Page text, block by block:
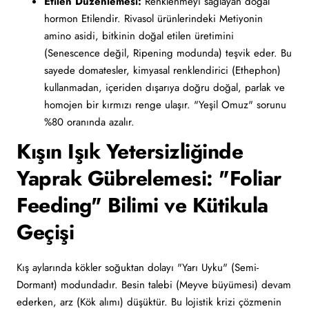
hormon Etilendir. Rivasol ürünlerindeki Metiyonin
amino asidi, bitkinin doğal etilen üretimini
(Senescence değil, Ripening modunda) teşvik eder. Bu
sayede domatesler, kimyasal renklendirici (Ethephon)
kullanmadan, içeriden dışarıya doğru doğal, parlak ve
homojen bir kırmızı renge ulaşır. "Yeşil Omuz" sorunu
%80 oranında azalır.
Kışın Işık Yetersizliğinde
Yaprak Gübrelemesi: "Foliar
Feeding" Bilimi ve Kütikula
Geçişi
Kış aylarında kökler soğuktan dolayı "Yarı Uyku" (Semi-
Dormant) modundadır. Besin talebi (Meyve büyümesi) devam
ederken, arz (Kök alımı) düşüktür. Bu lojistik krizi çözmenin